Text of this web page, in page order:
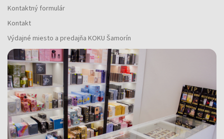
Kontaktný formulár
Kontakt
Výdajné miesto a predajňa KOKU Šamorín